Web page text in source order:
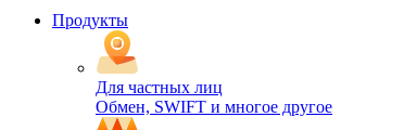
Продукты
Для частных лиц
Обмен, SWIFT и многое другое